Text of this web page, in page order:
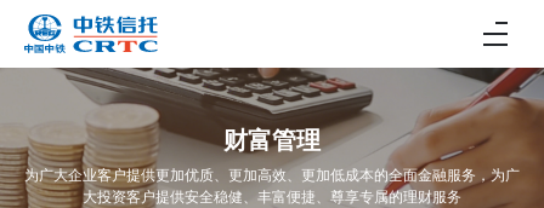
财富管理
为广大企业客户提供更加优质、更加高效、更加低成本的全面金融服务，为广
大投资客户提供安全稳健、丰富便捷、尊享专属的理财服务